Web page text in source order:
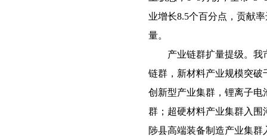
业增长8.5个百分点，贡献
量。
产业链群扩量提级。我市
链群，新材料产业规模突
创新型产业集群，锂离子
群；超硬材料产业集群入
陟县高端装备制造产业集